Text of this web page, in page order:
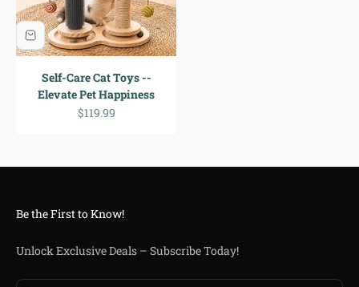
Self-Care Cat Toys --
Elevate Pet Happiness
セール価格
$119.99
Be the First to Know!
Unlock Exclusive Deals – Subscribe Today!